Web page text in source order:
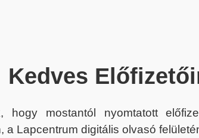
Kedves
hogy mostantól nyomtatott
a Lapcentrum digitális olvasó